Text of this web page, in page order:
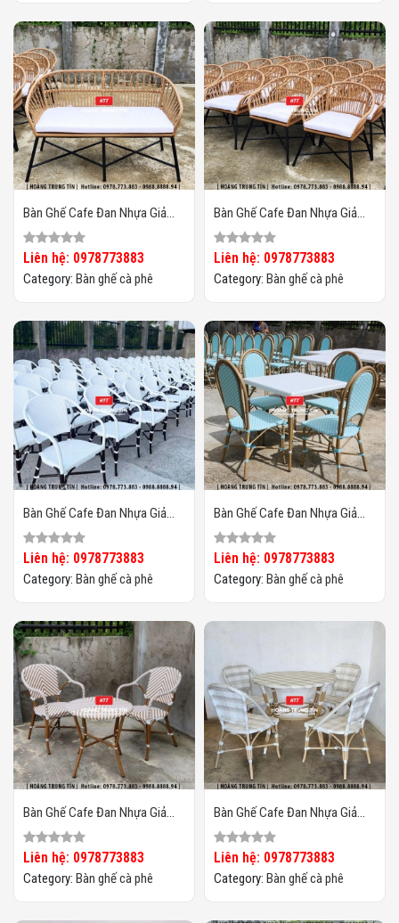
Bàn Ghế Cafe Đan Nhựa Giả
Mây Ngoài Trời HTT07
Liên hệ: 0978773883
Category: Bàn ghế cà phê
Bàn Ghế Cafe Đan Nhựa Giả
Mây Ngoài Trời HTT06
Liên hệ: 0978773883
Category: Bàn ghế cà phê
Bàn Ghế Cafe Đan Nhựa Giả
Mây Ngoài Trời HTT05
Liên hệ: 0978773883
Category: Bàn ghế cà phê
Bàn Ghế Cafe Đan Nhựa Giả
Mây Ngoài Trời HTT04
Liên hệ: 0978773883
Category: Bàn ghế cà phê
Bàn Ghế Cafe Đan Nhựa Giả
Mây Ngoài Trời HTT03
Liên hệ: 0978773883
Category: Bàn ghế cà phê
Bàn Ghế Cafe Đan Nhựa Giả
Mây Ngoài Trời HTT02
Liên hệ: 0978773883
Category: Bàn ghế cà phê